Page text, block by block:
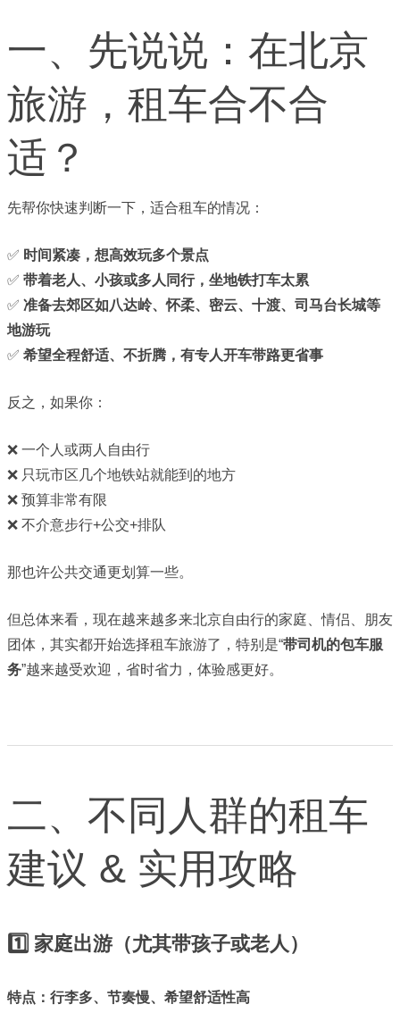
一、先说说：在北京
旅游，租车合不合
适？
先帮你快速判断一下，适合租车的情况：
✅ 时间紧凑，想高效玩多个景点
✅ 带着老人、小孩或多人同行，坐地铁打车太累
✅ 准备去郊区如八达岭、怀柔、密云、十渡、司马台长城等
地游玩
✅ 希望全程舒适、不折腾，有专人开车带路更省事
反之，如果你：
❌ 一个人或两人自由行
❌ 只玩市区几个地铁站就能到的地方
❌ 预算非常有限
❌ 不介意步行+公交+排队
那也许公共交通更划算一些。
但总体来看，现在越来越多来北京自由行的家庭、情侣、朋友
团体，其实都开始选择租车旅游了，特别是“带司机的包车服
务”越来越受欢迎，省时省力，体验感更好。
二、不同人群的租车
建议 & 实用攻略
1️⃣ 家庭出游（尤其带孩子或老人）
特点：行李多、节奏慢、希望舒适性高